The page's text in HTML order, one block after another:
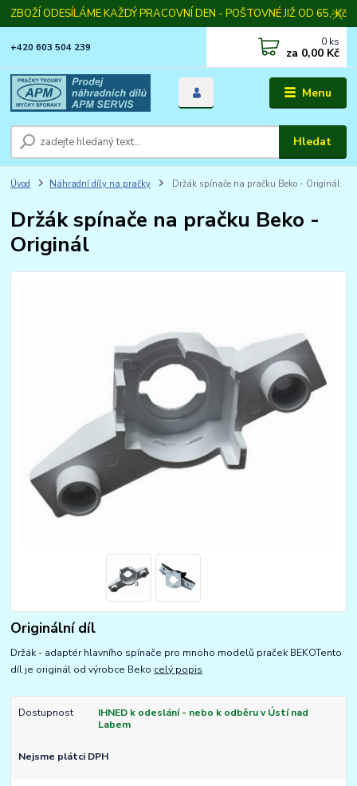
ZBOŽÍ ODESÍLÁME KAŽDÝ PRACOVNÍ DEN - POŠTOVNÉ JIŽ OD 65,-Kč
Menu
Hledat
+420 603 504 239 0 ks
za 0,00 Kč
Úvod Náhradní díly na pračky Držák spínače na pračku Beko - Originál
Držák spínače na pračku Beko -
Originál
Originální díl
Držák - adaptér hlavního spínače pro mnoho modelů praček BEKOTento
díl je originál od výrobce Beko celý popis
Dostupnost
IHNED k odeslání - nebo k odběru v Ústí nad
Labem
Nejsme plátci DPH